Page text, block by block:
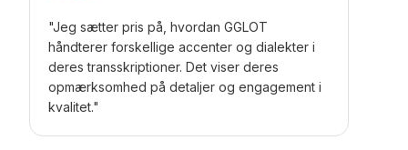
"Jeg sætter pris på, hvordan GGLOT
håndterer forskellige accenter og dialekter i
deres transskriptioner. Det viser deres
opmærksomhed på detaljer og engagement i
kvalitet."